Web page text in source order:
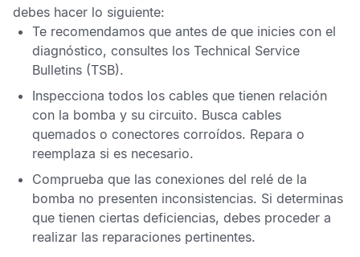
debes hacer lo siguiente:
Te recomendamos que antes de que inicies con el
diagnóstico, consultes los Technical Service
Bulletins (TSB).
Inspecciona todos los cables que tienen relación
con la bomba y su circuito. Busca cables
quemados o conectores corroídos. Repara o
reemplaza si es necesario.
Comprueba que las conexiones del relé de la
bomba no presenten inconsistencias. Si determinas
que tienen ciertas deficiencias, debes proceder a
realizar las reparaciones pertinentes.